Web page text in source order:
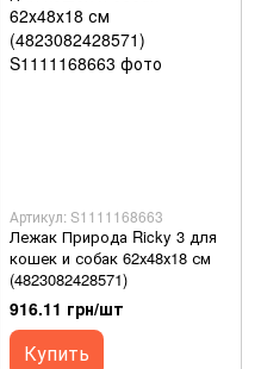
Артикул: S1111168663
Лежак Природа Ricky 3 для
кошек и собак 62х48х18 см
(4823082428571)
916.11 грн/шт
Купить